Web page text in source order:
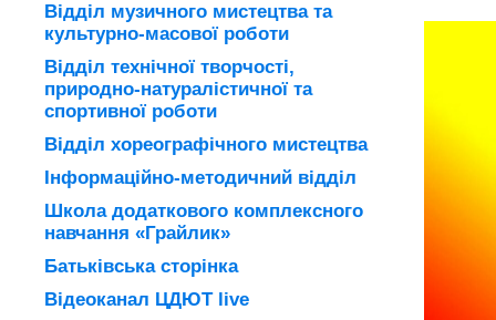
Відділ музичного мистецтва та
культурно-масової роботи
Відділ технічної творчості,
природно-натуралістичної та
спортивної роботи
Відділ хореографічного мистецтва
Інформаційно-методичний відділ
Школа додаткового комплексного
навчання «Грайлик»
Батьківська сторінка
Відеоканал ЦДЮТ live